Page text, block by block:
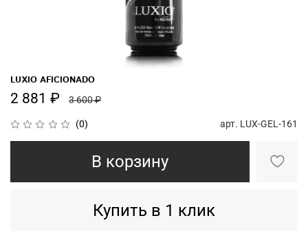
(0) арт. LUX-GEL-161
LUXIO AFICIONADO
2 881 ₽ 3 600 ₽
В корзину
Купить в 1 клик